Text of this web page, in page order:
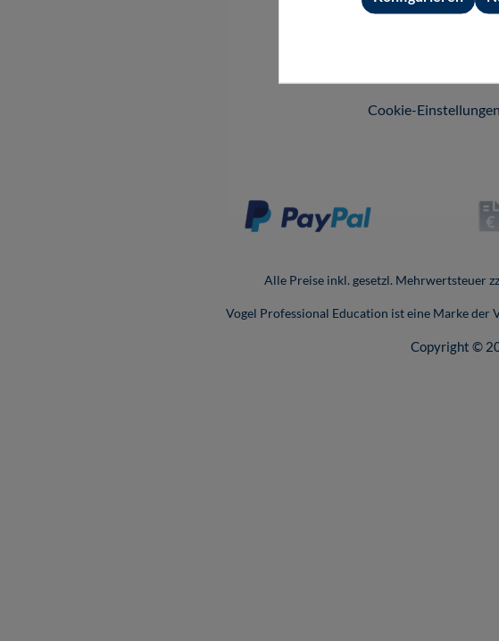
Versandkosten
Cookie-Einstellungen
Alle Preise inkl. gesetzl. Mehrwertsteuer
Vogel Professional Education ist eine Marke der
Copyright ©